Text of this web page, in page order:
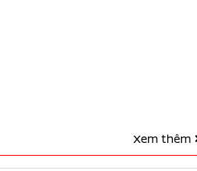
Xem thêm